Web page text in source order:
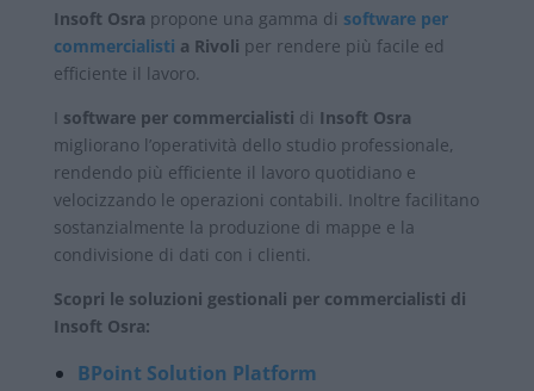
Insoft Osra propone una gamma di software per
commercialisti a Rivoli per rendere più facile ed
efficiente il lavoro.
I software per commercialisti di Insoft Osra
migliorano l’operatività dello studio professionale,
rendendo più efficiente il lavoro quotidiano e
velocizzando le operazioni contabili. Inoltre facilitano
sostanzialmente la produzione di mappe e la
condivisione di dati con i clienti.
Scopri le soluzioni gestionali per commercialisti di
Insoft Osra:
BPoint Solution Platform